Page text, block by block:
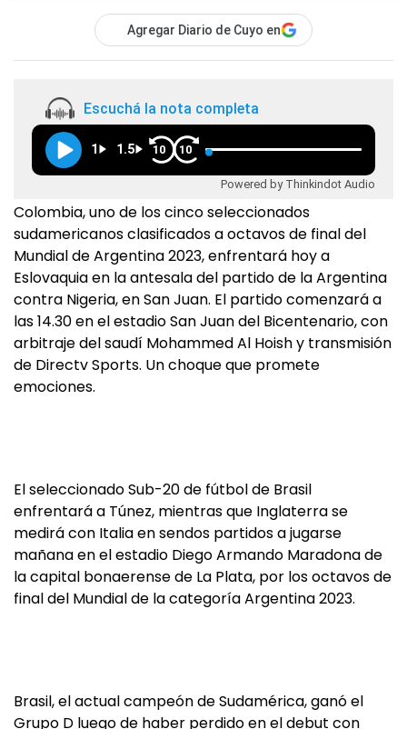
Agregar Diario de Cuyo en
Escuchá la nota completa
1 1.5 10 10
Powered by Thinkindot Audio
Colombia, uno de los cinco seleccionados
sudamericanos clasificados a octavos de final del
Mundial de Argentina 2023, enfrentará hoy a
Eslovaquia en la antesala del partido de la Argentina
contra Nigeria, en San Juan. El partido comenzará a
las 14.30 en el estadio San Juan del Bicentenario, con
arbitraje del saudí Mohammed Al Hoish y transmisión
de Directv Sports. Un choque que promete
emociones.
El seleccionado Sub-20 de fútbol de Brasil
enfrentará a Túnez, mientras que Inglaterra se
medirá con Italia en sendos partidos a jugarse
mañana en el estadio Diego Armando Maradona de
la capital bonaerense de La Plata, por los octavos de
final del Mundial de la categoría Argentina 2023.
Brasil, el actual campeón de Sudamérica, ganó el
Grupo D luego de haber perdido en el debut con